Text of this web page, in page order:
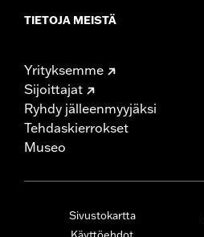
TIETOJA MEISTÄ
Yrityksemme
Sijoittajat
Ryhdy jälleenmyyjäksi
Tehdaskierrokset
Museo
Sivustokartta
Käyttöehdot